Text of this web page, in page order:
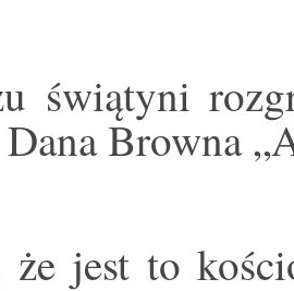
świątyni
Browna
jest to